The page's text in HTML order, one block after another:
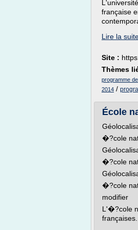
française
Lire la
Site :
Thèmes
programme
2014 /
École
�?cole
�?cole
�?cole
modifier
L'�?cole
françaises.